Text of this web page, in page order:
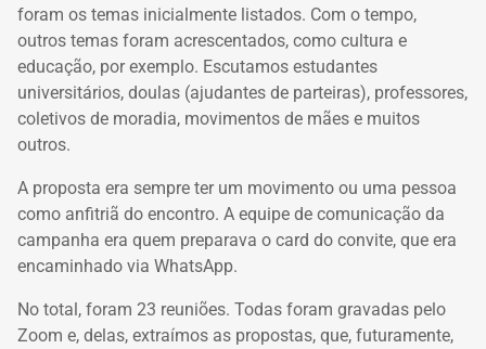
foram os temas inicialmente listados. Com o tempo,
outros temas foram acrescentados, como cultura e
educação, por exemplo. Escutamos estudantes
universitários, doulas (ajudantes de parteiras), professores,
coletivos de moradia, movimentos de mães e muitos
outros.
A proposta era sempre ter um movimento ou uma pessoa
como anfitriã do encontro. A equipe de comunicação da
campanha era quem preparava o card do convite, que era
encaminhado via WhatsApp.
No total, foram 23 reuniões. Todas foram gravadas pelo
Zoom e, delas, extraímos as propostas, que, futuramente,